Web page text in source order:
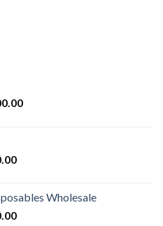
Plage
Plage
€400.00
à
Wholesale
Plage